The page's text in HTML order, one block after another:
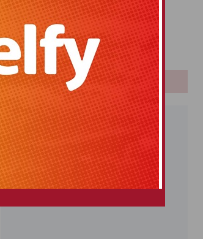
El Gordo
Euromillones
Loteria
Once
PUBLICIDAD